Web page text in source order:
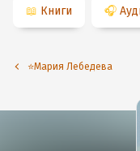
📖 Книги 🎧
⭐️Мария Лебедева